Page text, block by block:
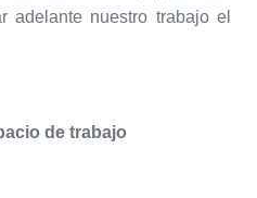
adelante nuestro trabajo el
de trabajo